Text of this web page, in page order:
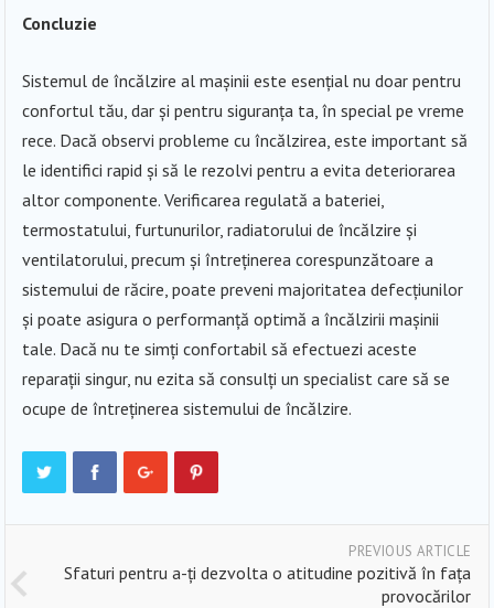
Concluzie
Sistemul de încălzire al mașinii este esențial nu doar pentru
confortul tău, dar și pentru siguranța ta, în special pe vreme
rece. Dacă observi probleme cu încălzirea, este important să
le identifici rapid și să le rezolvi pentru a evita deteriorarea
altor componente. Verificarea regulată a bateriei,
termostatului, furtunurilor, radiatorului de încălzire și
ventilatorului, precum și întreținerea corespunzătoare a
sistemului de răcire, poate preveni majoritatea defecțiunilor
și poate asigura o performanță optimă a încălzirii mașinii
tale. Dacă nu te simți confortabil să efectuezi aceste
reparații singur, nu ezita să consulți un specialist care să se
ocupe de întreținerea sistemului de încălzire.
PREVIOUS ARTICLE
Sfaturi pentru a-ți dezvolta o atitudine pozitivă în fața
provocărilor